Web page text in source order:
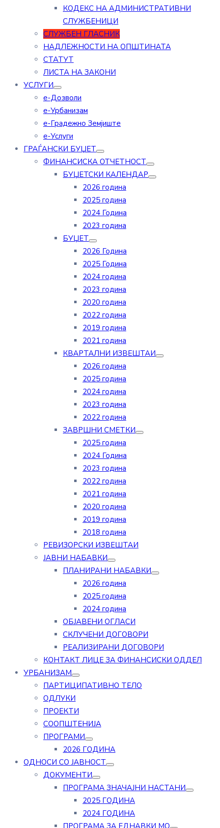
КОДЕКС НА АДМИНИСТРАТИВНИ
СЛУЖБЕНИЦИ
СЛУЖБЕН ГЛАСНИК
НАДЛЕЖНОСТИ НА ОПШТИНАТА
СТАТУТ
ЛИСТА НА ЗАКОНИ
УСЛУГИ
е-Дозволи
е-Урбанизам
е-Градежно Земјиште
е-Услуги
ГРАЃАНСКИ БУЏЕТ
ФИНАНСИСКА ОТЧЕТНОСТ
БУЏЕТСКИ КАЛЕНДАР
2026 година
2025 година
2024 Година
2023 година
БУЏЕТ
2026 Година
2025 Година
2024 година
2023 година
2020 година
2022 година
2019 година
2021 година
КВАРТАЛНИ ИЗВЕШТАИ
2026 година
2025 година
2024 година
2023 година
2022 година
ЗАВРШНИ СМЕТКИ
2025 година
2024 Година
2023 година
2022 година
2021 година
2020 година
2019 година
2018 година
РЕВИЗОРСКИ ИЗВЕШТАИ
ЈАВНИ НАБАВКИ
ПЛАНИРАНИ НАБАВКИ
2026 година
2025 година
2024 година
ОБЈАВЕНИ ОГЛАСИ
СКЛУЧЕНИ ДОГОВОРИ
РЕАЛИЗИРАНИ ДОГОВОРИ
КОНТАКТ ЛИЦЕ ЗА ФИНАНСИСКИ ОДДЕЛ
УРБАНИЗАМ
ПАРТИЦИПАТИВНО ТЕЛО
ОДЛУКИ
ПРОЕКТИ
СООПШТЕНИЈА
ПРОГРАМИ
2026 ГОДИНА
ОДНОСИ СО ЈАВНОСТ
ДОКУМЕНТИ
ПРОГРАМА ЗНАЧАЈНИ НАСТАНИ
2025 ГОДИНА
2024 ГОДИНА
ПРОГРАМА ЗА ЕДНАВКИ МО